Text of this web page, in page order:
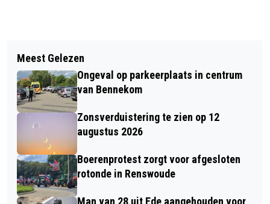
NEDERLANDS TEGELMUSEUM VIERT
65-JARIG JUBILEUM MET FEESTELIJK
WEEKEND OP ZATERDAG 11 EN
ZONDAG 12 JULI 2026
FEESTELIJKE OPENING VERNIEUWD
SKATEPARK BENNEKOM
Meest Gelezen
Ongeval op parkeerplaats in centrum
van Bennekom
Zonsverduistering te zien op 12
augustus 2026
Boerenprotest zorgt voor afgesloten
rotonde in Renswoude